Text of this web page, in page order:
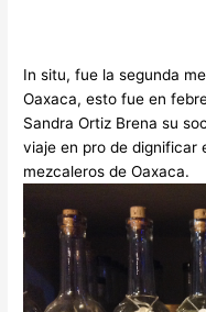
In situ, fue la segunda
Oaxaca, esto fue en
Sandra Ortiz Brena su
viaje en pro de dignificar
mezcaleros de Oaxaca.